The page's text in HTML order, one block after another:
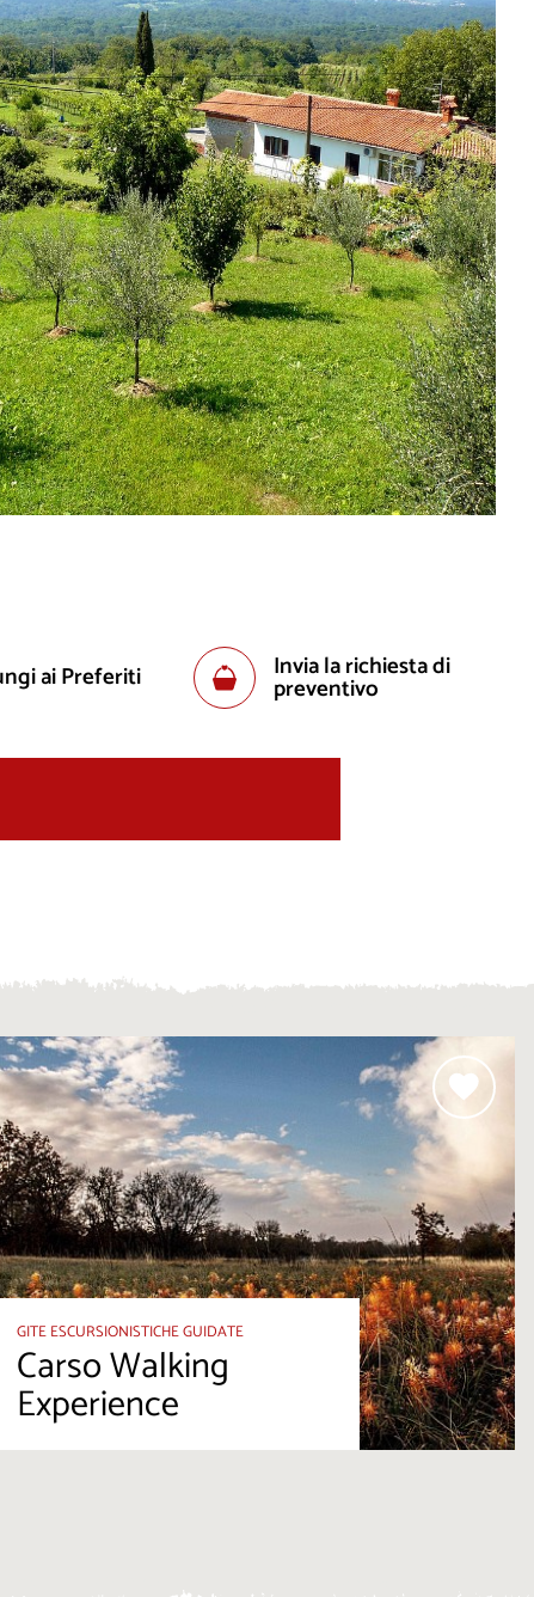
ai Preferiti Invia la richiesta di
preventivo
GITE ESCURSIONISTICHE GUIDATE
Carso Walking
Experience